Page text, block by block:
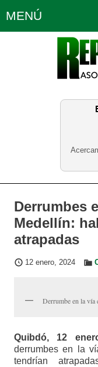
MENÚ
Política
Derrumbes
Medellín:
atrapadas
12 enero, 2024
Derrumbe en la
Quibdó, 12
derrumbes en la
tendrían